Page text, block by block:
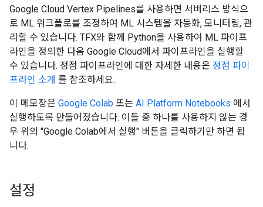
Google Cloud Vertex Pipelines를 사용하면 서버리스 방식으
로 ML 워크플로를 조정하여 ML 시스템을 자동화, 모니터링, 관
리할 수 있습니다. TFX와 함께 Python을 사용하여 ML 파이프
라인을 정의한 다음 Google Cloud에서 파이프라인을 실행할
수 있습니다. 정점 파이프라인에 대한 자세한 내용은 정점 파이
프라인 소개 를 참조하세요.
이 메모장은 Google Colab 또는 AI Platform Notebooks 에서
실행하도록 만들어졌습니다. 이들 중 하나를 사용하지 않는 경
우 위의 "Google Colab에서 실행" 버튼을 클릭하기만 하면 됩
니다.
설정